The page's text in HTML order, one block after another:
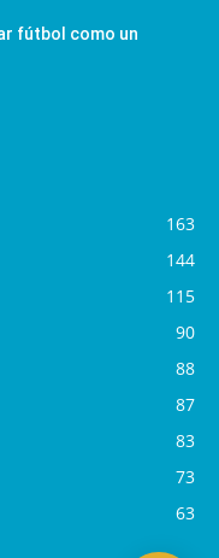
fútbol como un
163
144
115
90
88
87
83
73
63